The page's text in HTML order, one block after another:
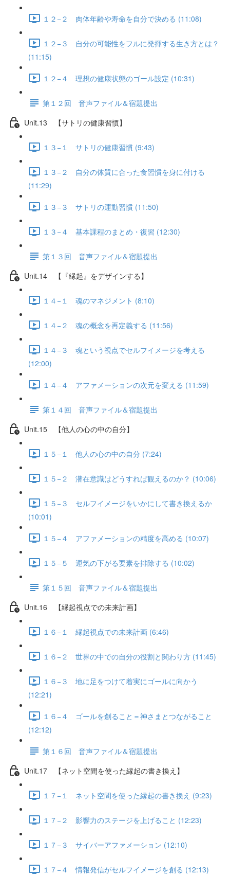
１２−２ 肉体年齢や寿命を自分で決める (11:08)
１２−３ 自分の可能性をフルに発揮する生き方とは？
(11:15)
１２−４ 理想の健康状態のゴール設定 (10:31)
第１２回 音声ファイル＆宿題提出
Unit.13 【サトリの健康習慣】
１３−１ サトリの健康習慣 (9:43)
１３−２ 自分の体質に合った食習慣を身に付ける
(11:29)
１３−３ サトリの運動習慣 (11:50)
１３−４ 基本課程のまとめ・復習 (12:30)
第１３回 音声ファイル＆宿題提出
Unit.14 【『縁起』をデザインする】
１４−１ 魂のマネジメント (8:10)
１４−２ 魂の概念を再定義する (11:56)
１４−３ 魂という視点でセルフイメージを考える
(12:00)
１４−４ アファメーションの次元を変える (11:59)
第１４回 音声ファイル＆宿題提出
Unit.15 【他人の心の中の自分】
１５−１ 他人の心の中の自分 (7:24)
１５−２ 潜在意識はどうすれば観えるのか？ (10:06)
１５−３ セルフイメージをいかにして書き換えるか
(10:01)
１５−４ アファメーションの精度を高める (10:07)
１５−５ 運気の下がる要素を排除する (10:02)
第１５回 音声ファイル＆宿題提出
Unit.16 【縁起視点での未来計画】
１６−１ 縁起視点での未来計画 (6:46)
１６−２ 世界の中での自分の役割と関わり方 (11:45)
１６−３ 地に足をつけて着実にゴールに向かう
(12:21)
１６−４ ゴールを創ること＝神さまとつながること
(12:12)
第１６回 音声ファイル＆宿題提出
Unit.17 【ネット空間を使った縁起の書き換え】
１７−１ ネット空間を使った縁起の書き換え (9:23)
１７−２ 影響力のステージを上げること (12:23)
１７−３ サイバーアファメーション (12:10)
１７−４ 情報発信がセルフイメージを創る (12:13)